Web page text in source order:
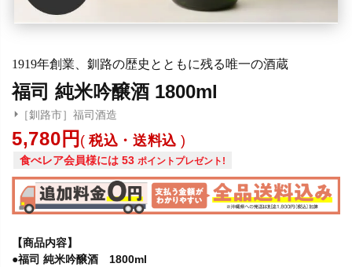
1919年創業、釧路の歴史とともに残る唯一の酒蔵
福司 純米吟醸酒 1800ml
［釧路市］福司酒造
5,780 税込・送料込
食べレア会員様には 53 ポイントプレゼント!
【商品内容】
●福司 純米吟醸酒 1800ml